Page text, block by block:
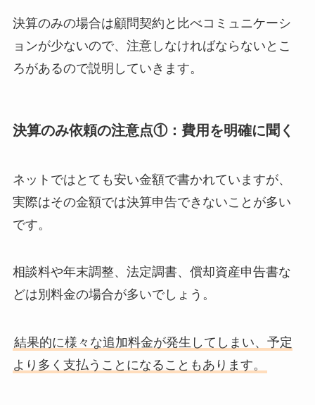
決算のみの場合は顧問契約と比べコミュニケーシ
ョンが少ないので、注意しなければならないとこ
ろがあるので説明していきます。
決算のみ依頼の注意点①：費用を明確に聞く
ネットではとても安い金額で書かれていますが、
実際はその金額では決算申告できないことが多い
です。
相談料や年末調整、法定調書、償却資産申告書な
どは別料金の場合が多いでしょう。
結果的に様々な追加料金が発生してしまい、予定
より多く支払うことになることもあります。